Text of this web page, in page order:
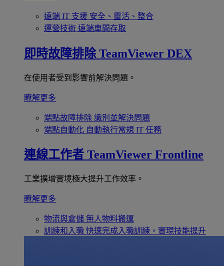
遠端 IT 支援 安全、靈活、整合
運營技術 遠端車間存取
即時故障排除 TeamViewer DEX
在使用者受到影響前解決問題。
瞭解更多
端點故障排除 識別並解決問題
端點自動化 自動執行常規 IT 任務
連線工作者 TeamViewer Frontline
工業擴增實境極大提升工作效率。
瞭解更多
物流與倉儲 無人物料搬運
訓練和入職 快速完成入職訓練，實現技能提升